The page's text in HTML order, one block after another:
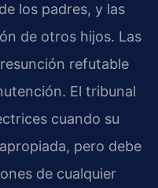
los padres, y las
de otros hijos. Las
refutable
El tribunal
cuando su
pero debe
de cualquier